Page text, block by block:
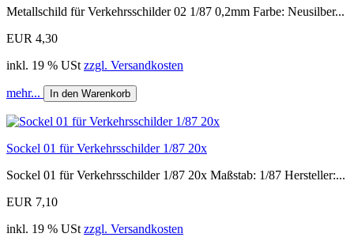
Metallschild für Verkehrsschilder 02 1/87 0,2mm Farbe: Neusilber...
EUR 4,30
inkl. 19 % USt zzgl. Versandkosten
mehr... In den Warenkorb
Sockel 01 für Verkehrsschilder 1/87 20x
Sockel 01 für Verkehrsschilder 1/87 20x Maßstab: 1/87 Hersteller:...
EUR 7,10
inkl. 19 % USt zzgl. Versandkosten